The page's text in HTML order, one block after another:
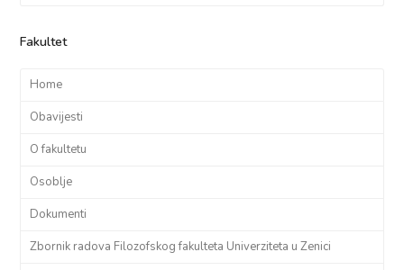
Fakultet
Home
Obavijesti
O fakultetu
Osoblje
Dokumenti
Zbornik radova Filozofskog fakulteta Univerziteta u Zenici